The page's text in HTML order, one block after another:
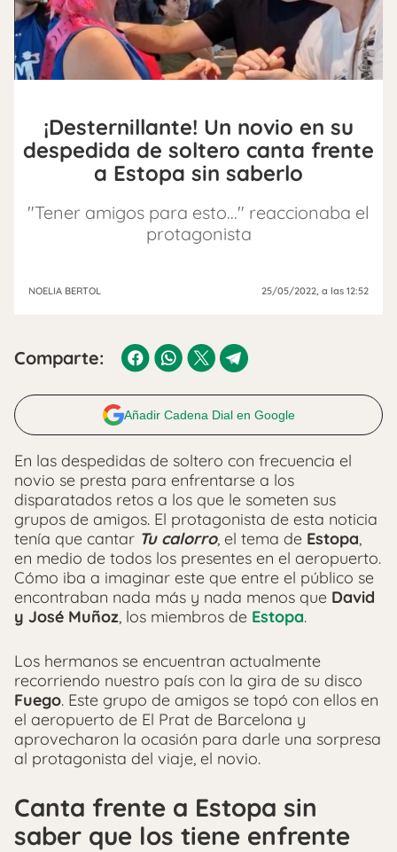
¡Desternillante! Un novio en su
despedida de soltero canta frente
a Estopa sin saberlo
"Tener amigos para esto..." reaccionaba el
protagonista
NOELIA BERTOL 25/05/2022 , a las 12:52
Comparte:
Añadir Cadena Dial en Google
En las despedidas de soltero con frecuencia el
novio se presta para enfrentarse a los
disparatados retos a los que le someten sus
grupos de amigos. El protagonista de esta noticia
tenía que cantar Tu calorro, el tema de Estopa,
en medio de todos los presentes en el aeropuerto.
Cómo iba a imaginar este que entre el público se
encontraban nada más y nada menos que David
y José Muñoz, los miembros de Estopa.
Los hermanos se encuentran actualmente
recorriendo nuestro país con la gira de su disco
Fuego. Este grupo de amigos se topó con ellos en
el aeropuerto de El Prat de Barcelona y
aprovecharon la ocasión para darle una sorpresa
al protagonista del viaje, el novio.
Canta frente a Estopa sin
saber que los tiene enfrente